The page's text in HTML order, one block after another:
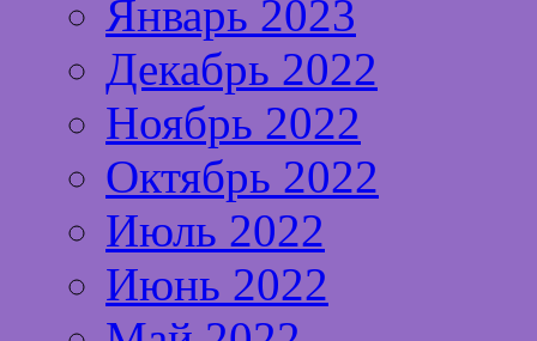
Январь 2023
Декабрь 2022
Ноябрь 2022
Октябрь 2022
Июль 2022
Июнь 2022